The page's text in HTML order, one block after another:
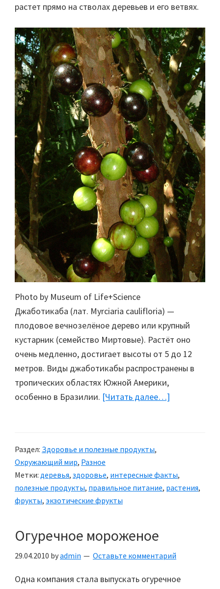
растет прямо на стволах деревьев и его ветвях.
Photo by Museum of Life+Science
Джаботикаба (лат. Myrciaria caulifloria) —
плодовое вечнозелёное дерево или крупный
кустарник (семейство Миртовые). Растёт оно
очень медленно, достигает высоты от 5 до 12
метров. Виды джаботикабы распространены в
тропических областях Южной Америки,
особенно в Бразилии. [Читать далее…]
Раздел: Здоровье и полезные продукты,
Окружающий мир, Разное
Метки: деревья, здоровье, интересные факты,
полезные продукты, правильное питание, растения,
фрукты, экзотические фрукты
Огуречное мороженое
29.04.2010 byadmin Оставьте комментарий
Одна компания стала выпускать огуречное